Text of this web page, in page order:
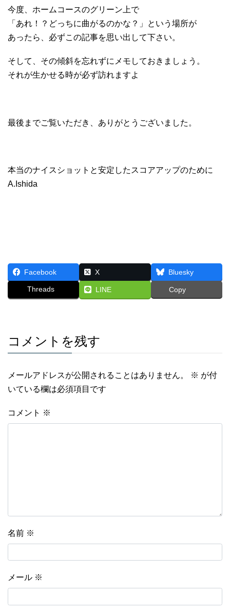
今度、ホームコースのグリーン上で
「あれ！？どっちに曲がるのかな？」という場所が
あったら、必ずこの記事を思い出して下さい。
そして、その傾斜を忘れずにメモしておきましょう。
それが生かせる時が必ず訪れますよ
最後までご覧いただき、ありがとうございました。
本当のナイスショットと安定したスコアアップのために
A.Ishida
Facebook X Bluesky
Threads LINE Copy
コメントを残す
メールアドレスが公開されることはありません。 ※ が付
いている欄は必須項目です
コメント ※
名前 ※
メール ※